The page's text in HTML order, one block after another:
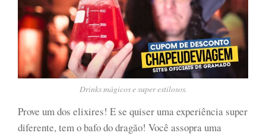
Drinks mágicos e super estilosos.
Prove um dos elixires! E se quiser uma experiência super
diferente, tem o bafo do dragão! Você assopra uma